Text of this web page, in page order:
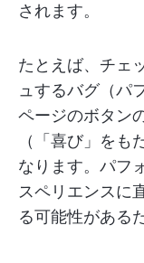
されます。
たとえば、チェ
ュするバグ（パ
ページのボタン
（「喜び」をも
なります。パフ
スペリエンスに
る可能性がある